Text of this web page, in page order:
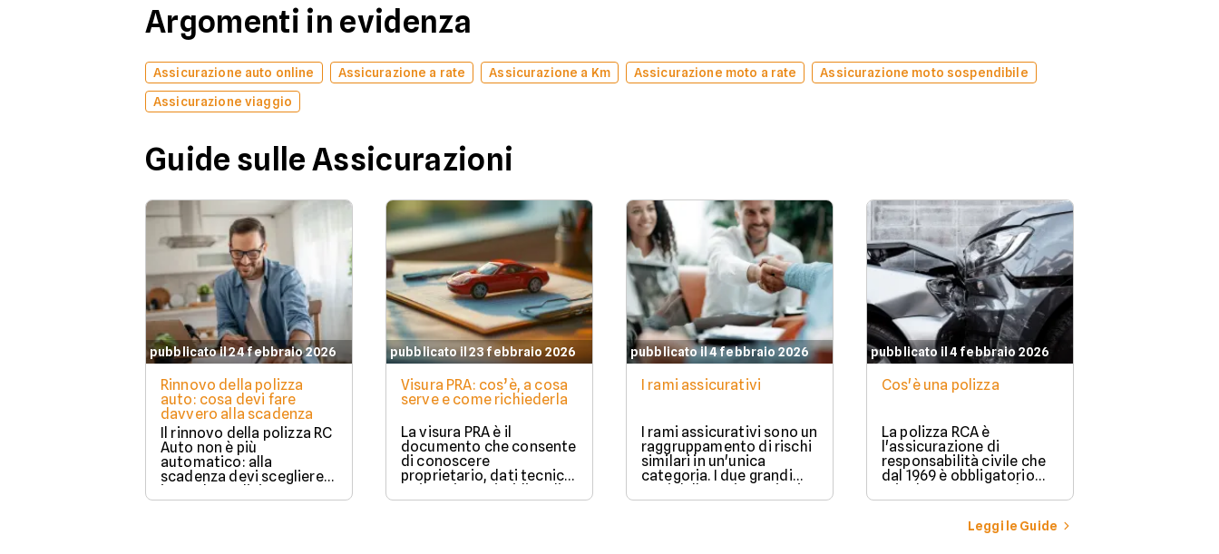
Argomenti in evidenza
Assicurazione auto online Assicurazione a rate Assicurazione a Km Assicurazione moto a rate
Assicurazione moto sospendibile
Assicurazione viaggio
Guide sulle Assicurazioni
pubblicato il 24 febbraio 2026
Rinnovo della polizza
auto: cosa devi fare
davvero alla scadenza
Il rinnovo della polizza RC
Auto non è più
automatico: alla
scadenza devi scegliere
in modo esplicito se
rinnovare con la stessa
pubblicato il 23 febbraio 2026
Visura PRA: cos’è, a cosa
serve e come richiederla
La visura PRA è il
documento che consente
di conoscere
proprietario, dati tecnici
e situazione giuridica di
un veicolo iscritto al
pubblicato il 4 febbraio 2026
I rami assicurativi
I rami assicurativi sono un
raggruppamento di rischi
similari in un'unica
categoria. I due grandi
rami delle assicurazioni
sono il ramo danni e il
pubblicato il 4 febbraio 2026
Cos'è una polizza
La polizza RCA è
l'assicurazione di
responsabilità civile che
dal 1969 è obbligatorio
stipulare per possedere e
guidare in Italia un
veicolo a motore.Leggi le Guide